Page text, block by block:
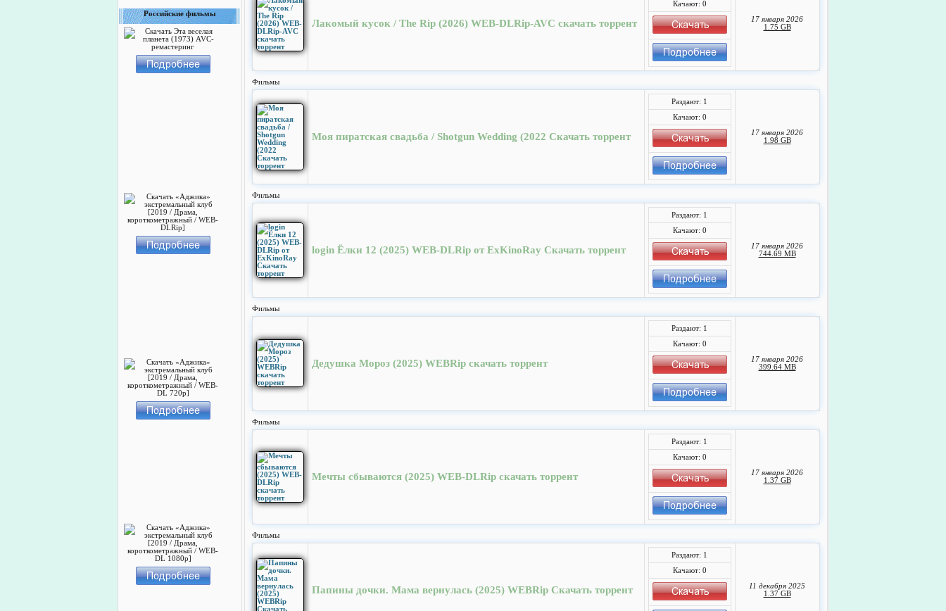
Российские фильмы
Лакомый кусок / The Rip (2026) WEB-DLRip-AVC скачать торрент
Качают: 0
17 января 2026
1.75 GB
Фильмы
Моя пиратская свадьба / Shotgun Wedding (2022 Скачать торрент
Раздают: 1
Качают: 0
17 января 2026
1.98 GB
Фильмы
login Ёлки 12 (2025) WEB-DLRip от ExKinoRay Скачать торрент
Раздают: 1
Качают: 0
17 января 2026
744.69 MB
Фильмы
Дедушка Мороз (2025) WEBRip скачать торрент
Раздают: 1
Качают: 0
17 января 2026
399.64 MB
Фильмы
Мечты сбываются (2025) WEB-DLRip скачать торрент
Раздают: 1
Качают: 0
17 января 2026
1.37 GB
Фильмы
Папины дочки. Мама вернулась (2025) WEBRip Скачать торрент
Раздают: 1
Качают: 0
11 декабря 2025
1.37 GB